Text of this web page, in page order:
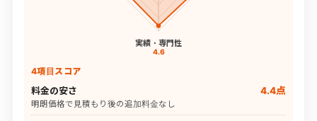
実績・専門性
4.6
4項目スコア
料金の安さ 4.4点
明朗価格で見積もり後の追加料金なし